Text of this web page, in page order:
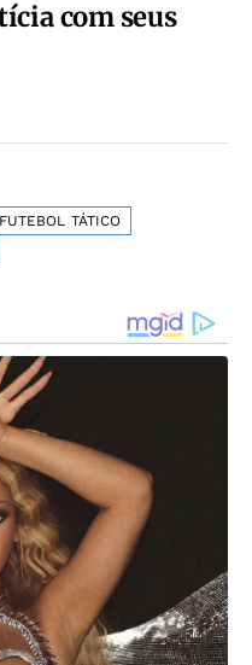
com seus
FUTEBOL TÁTICO